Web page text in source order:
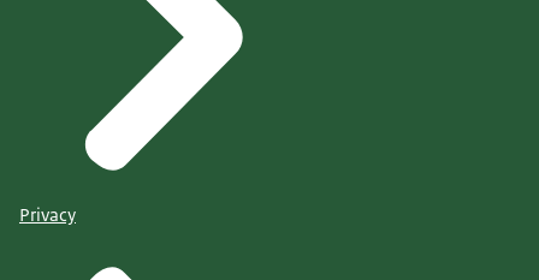
Privacy